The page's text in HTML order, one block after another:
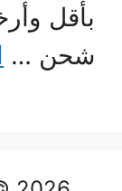
بأقل
شحن …